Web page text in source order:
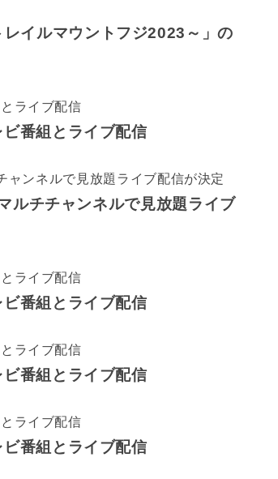
イルマウントフジ2023～」の
番組とライブ配信
ルチチャンネルで見放題ライブ
番組とライブ配信
番組とライブ配信
番組とライブ配信